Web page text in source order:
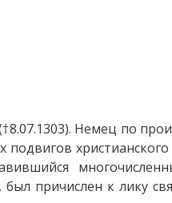
Немец по
причислен к лику